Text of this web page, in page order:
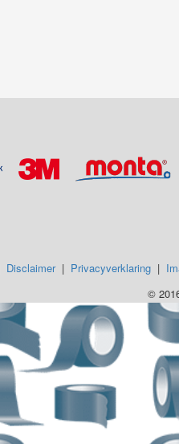
Disclaimer| Privacyverklaring|
©